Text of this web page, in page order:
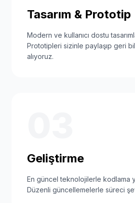
Tasarım & Prototip
Modern ve kullanıcı dostu
Prototipleri sizinle paylaşıp geri
alıyoruz.
Geliştirme
En güncel teknolojilerle kodlama
Düzenli güncellemelerle süreci